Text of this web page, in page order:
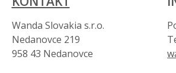
Wanda Slovakia s.r.o.
Nedanovce 219
958 43 Nedanovce